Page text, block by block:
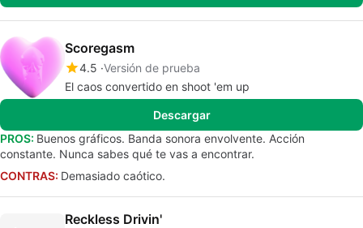
Scoregasm
4.5 Versión de prueba
El caos convertido en shoot 'em up
Descargar
PROS: Buenos gráficos. Banda sonora envolvente. Acción
constante. Nunca sabes qué te vas a encontrar.
CONTRAS: Demasiado caótico.
Reckless Drivin'